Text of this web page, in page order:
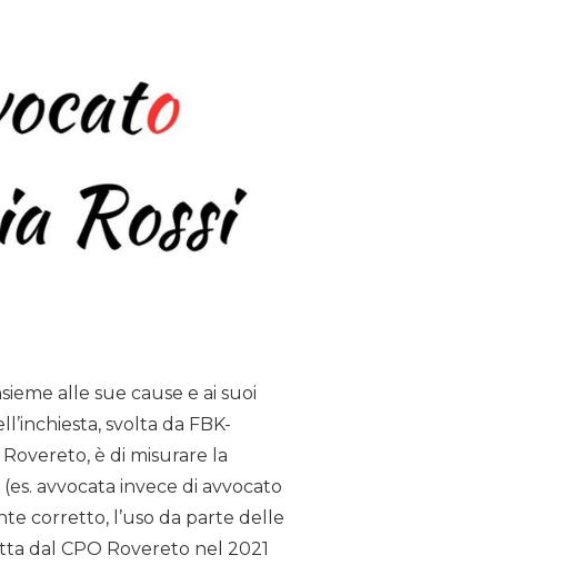
alle sue cause e ai suoi
svolta da FBK-
è di misurare la
avvocata invece di avvocato
corretto, l’uso da parte delle
dal CPO Rovereto nel 2021